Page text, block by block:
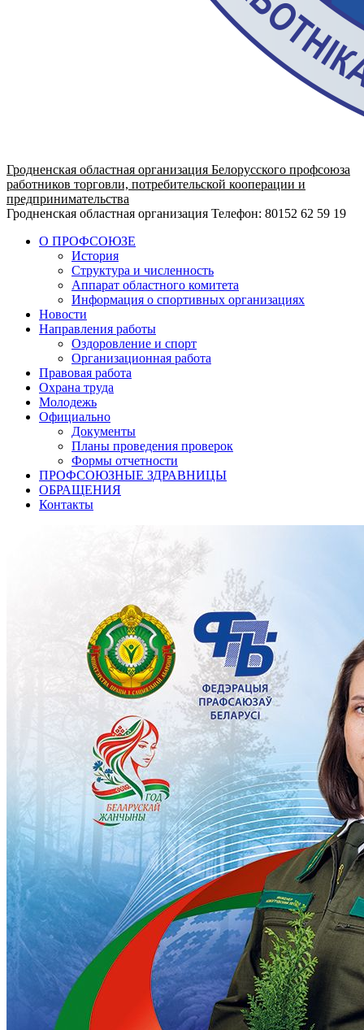
Гродненская областная организация Белорусского профсоюза
работников торговли, потребительской кооперации и
предпринимательства
Гродненская областная организация Телефон: 80152 62 59 19
О ПРОФСОЮЗЕ
История
Структура и численность
Аппарат областного комитета
Информация о спортивных организациях
Новости
Направления работы
Оздоровление и спорт
Организационная работа
Правовая работа
Охрана труда
Молодежь
Официально
Документы
Планы проведения проверок
Формы отчетности
ПРОФСОЮЗНЫЕ ЗДРАВНИЦЫ
ОБРАЩЕНИЯ
Контакты